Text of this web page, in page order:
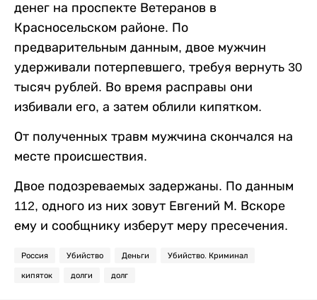
денег на проспекте Ветеранов в
Красносельском районе. По
предварительным данным, двое мужчин
удерживали потерпевшего, требуя вернуть 30
тысяч рублей. Во время расправы они
избивали его, а затем облили кипятком.
От полученных травм мужчина скончался на
месте происшествия.
Двое подозреваемых задержаны. По данным
112, одного из них зовут Евгений М. Вскоре
ему и сообщнику изберут меру пресечения.
Россия Убийство Деньги Убийство. Криминал
кипяток долги долг